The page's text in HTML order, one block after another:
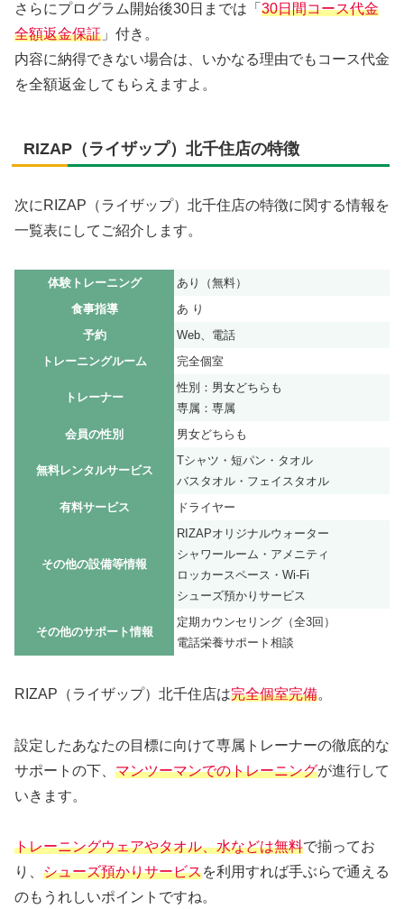
さらにプログラム開始後30日までは「 30日間コース代金
全額返金保証 」付き。
内容に納得できない場合は、いかなる理由でもコース代金
を全額返金してもらえますよ。
RIZAP（ライザップ）北千住店の特徴
次にRIZAP（ライザップ）北千住店の特徴に関する情報を
一覧表にしてご紹介します。
体験トレーニング
あり（無料）
食事指導
あ り
予約
Web、電話
トレーニングルーム
完全個室
トレーナー
性別：男女どちらも
専属：専属
会員の性別
男女どちらも
無料レンタルサービス
Tシャツ・短パン・タオル
バスタオル・フェイスタオル
有料サービス
ドライヤー
その他の設備等情報
RIZAPオリジナルウォーター
シャワールーム・アメニティ
ロッカースペース・Wi-Fi
シューズ預かりサービス
その他のサポート情報
定期カウンセリング（全3回）
電話栄養サポート相談
RIZAP（ライザップ）北千住店は完全個室完備。
設定したあなたの目標に向けて専属トレーナーの徹底的な
サポートの下、 マンツーマンでのトレーニングが進行して
いきます。
トレーニングウェアやタオル、水などは無料で揃ってお
り、 シューズ預かりサービスを利用すれば手ぶらで通える
のもうれしいポイントですね。